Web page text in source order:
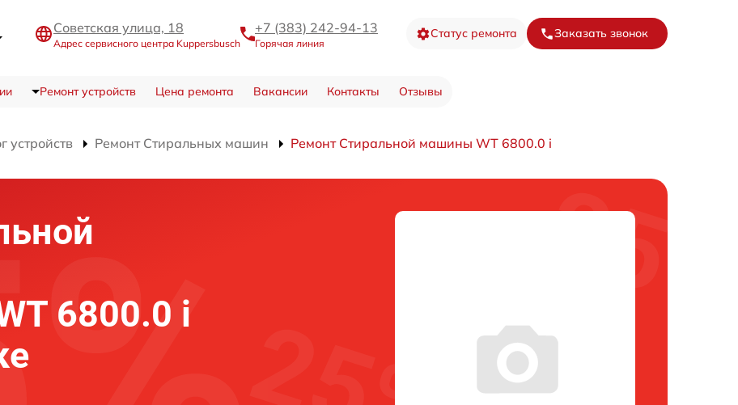
Советская улица, 18
Адрес сервисного центра Kuppersbusch
+7 (383) 242-94-13
Горячая линия
Статус ремонта Заказать звонок
Ремонт устройств Цена ремонта Вакансии Контакты Отзывы
устройств Ремонт Стиральных машин Ремонт Стиральной машины WT 6800.0 i
6800.0 i